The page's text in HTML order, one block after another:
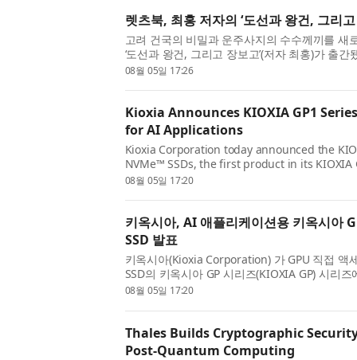
렛츠북, 최홍 저자의 ‘도선과 왕건, 그리
고려 건국의 비밀과 운주사지의 수수께끼를 새
‘도선과 왕건, 그리고 장보고’(저자 최홍)가 출
왜 역사 속에서 명확하게 밝혀지지 않았을까?
08월 05일 17:26
Kioxia Announces KIOXIA GP1
for AI Applications
Kioxia Corporation today announced the
NVMe™ SSDs, the first product in its KIOXIA
SSDs optimized for GPU direct access.
08월 05일 17:20
키옥시아, AI 애플리케이션용 키옥시아
SSD 발표
키옥시아(Kioxia Corporation) 가 GPU 직접 액
SSD의 키옥시아 GP 시리즈(KIOXIA GP) 시리
GP1(KIOXIA GP1) 시리즈 PCIe® 6.0 NVMe™
08월 05일 17:20
Thales Builds Cryptographic
Post-Quantum Computing